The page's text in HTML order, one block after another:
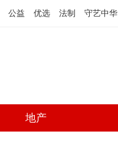
公益 优选 法制 守艺中华
地产